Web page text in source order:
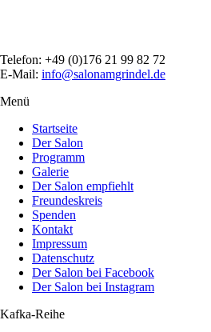
Telefon: +49 (0)176 21 99 82 72
E-Mail: info@salonamgrindel.de
Menü
Startseite
Der Salon
Programm
Galerie
Der Salon empfiehlt
Freundeskreis
Spenden
Kontakt
Impressum
Datenschutz
Der Salon bei Facebook
Der Salon bei Instagram
Kafka-Reihe